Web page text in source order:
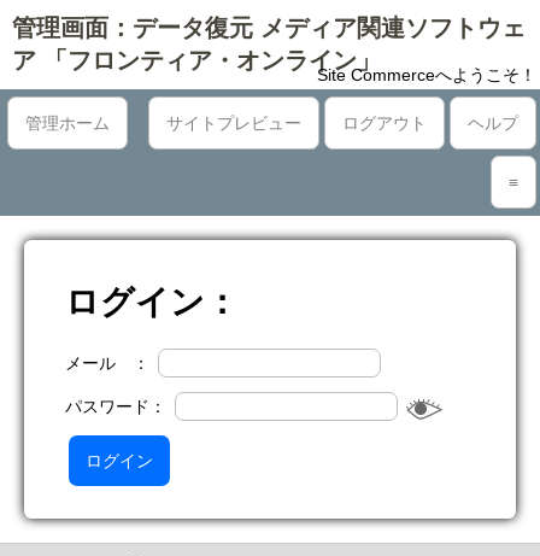
管理画面：データ復元 メディア関連ソフトウェ
ア 「フロンティア・オンライン」
Site Commerceへようこそ！
管理ホーム サイトプレビュー ログアウト ヘルプ
≡
ログイン：
メール ：
パスワード：